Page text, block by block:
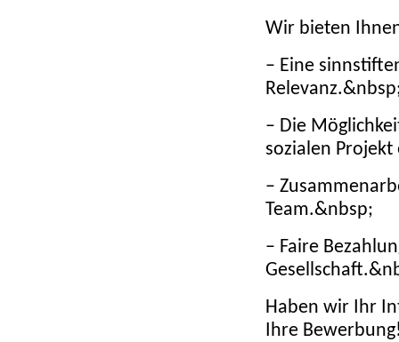
Wir bieten
– Eine
– Die
sozialen
–
Team.&nbsp;
– Faire
Haben wir Ihr
Ihre